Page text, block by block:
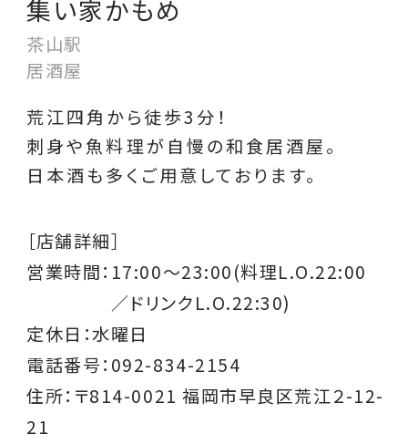
集い家かもめ
茶山駅
居酒屋
荒江四角から徒歩3分！
刺身や魚料理が自慢の和食居酒屋。
日本酒も多くご用意しております。
［店舗詳細］
営業時間： 17:00～23:00(料理L.O.22:00
／ドリンクL.O.22:30)
定休日：水曜日
電話番号：092-834-2154
住所：〒814-0021 福岡市早良区荒江２-12-
21